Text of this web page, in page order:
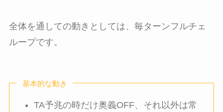
全体を通しての動きとしては、毎ターンフルチェ
ループです。
基本的な動き
TA予兆の時だけ奥義OFF、それ以外は常